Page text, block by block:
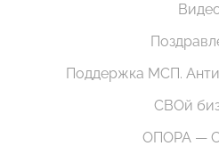
Поддержка МСП.
СВОй
ОПОРА —